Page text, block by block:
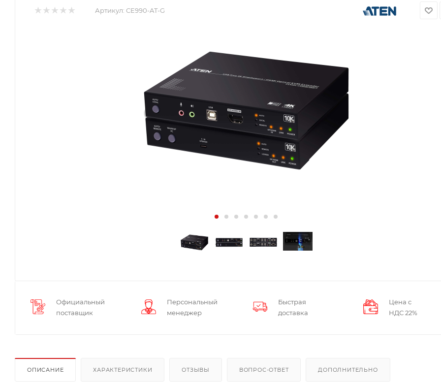
Артикул: CE990-AT-G
Официальный
поставщик
Персональный
менеджер
Быстрая
доставка
Цена с
НДС 22%
ОПИСАНИЕ ХАРАКТЕРИСТИКИ ОТЗЫВЫ ВОПРОС-ОТВЕТ ДОПОЛНИТЕЛЬНО